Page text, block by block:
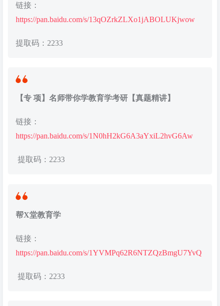
链接：
https://pan.baidu.com/s/13qOZrkZLXo1jABOLUKjwow
提取码：2233
【专 项】名师带你学教育学考研【真题精讲】
链接：
https://pan.baidu.com/s/1N0hH2kG6A3aYxiL2hvG6Aw
提取码：2233
帮X堂教育学
链接：
https://pan.baidu.com/s/1YVMPq62R6NTZQzBmgU7YvQ
提取码：2233